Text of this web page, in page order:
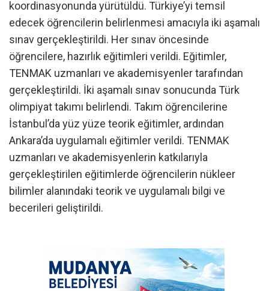
koordinasyonunda yürütüldü. Türkiye’yi temsil
edecek öğrencilerin belirlenmesi amacıyla iki aşamalı
sınav gerçekleştirildi. Her sınav öncesinde
öğrencilere, hazırlık eğitimleri verildi. Eğitimler,
TENMAK uzmanları ve akademisyenler tarafından
gerçekleştirildi. İki aşamalı sınav sonucunda Türk
olimpiyat takımı belirlendi. Takım öğrencilerine
İstanbul’da yüz yüze teorik eğitimler, ardından
Ankara’da uygulamalı eğitimler verildi. TENMAK
uzmanları ve akademisyenlerin katkılarıyla
gerçekleştirilen eğitimlerde öğrencilerin nükleer
bilimler alanındaki teorik ve uygulamalı bilgi ve
becerileri geliştirildi.